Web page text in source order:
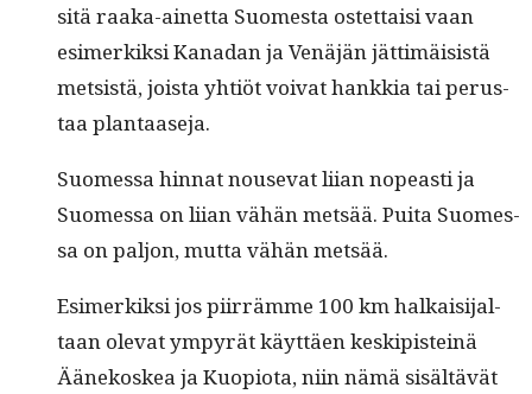
sitä raa­ka-ainet­ta Suomes­ta ostet­taisi vaan
esimerkik­si Kanadan ja Venäjän jät­timäi­sistä
met­sistä, joista yhtiöt voivat han­kkia tai perus­
taa plantaaseja.
Suomes­sa hin­nat nou­se­vat liian nopeasti ja
Suomes­sa on liian vähän met­sää. Pui­ta Suomes­
sa on paljon, mut­ta vähän metsää.
Esimerkik­si jos piir­rämme 100 km halka­isi­jal­
taan ole­vat ympyrät käyt­täen keskip­is­teinä
Äänekoskea ja Kuo­pi­o­ta, niin nämä sisältävät